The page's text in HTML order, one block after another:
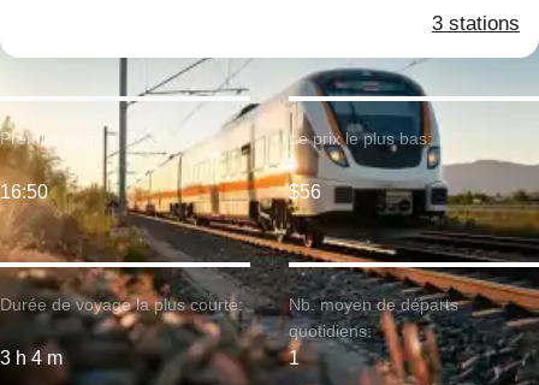
3 stations
Durée de voyage la plus courte:
3 h 4 m
Premier train:
16:50
Le prix le plus bas:
$56
Nb. moyen de départs
quotidiens:
1